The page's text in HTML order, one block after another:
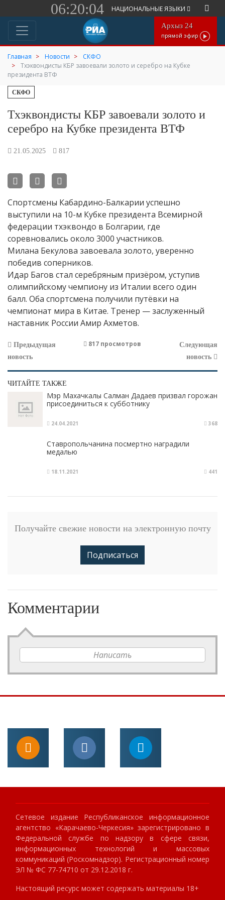
06:20:04 НАЦИОНАЛЬНЫЕ ЯЗЫКИ
Архыз 24
прямой эфир
Главная Новости
СКФО
Тхэквондисты КБР завоевали золото и серебро на Кубке
президента ВТФ
СКФО
Тхэквондисты КБР завоевали золото и
серебро на Кубке президента ВТФ
21.05.2025 817
Спортсмены Кабардино-Балкарии успешно
выступили на 10-м Кубке президента Всемирной
федерации тхэквондо в Болгарии, где
соревновались около 3000 участников.
Милана Бекулова завоевала золото, уверенно
победив соперников.
Идар Багов стал серебряным призёром, уступив
олимпийскому чемпиону из Италии всего один
балл. Оба спортсмена получили путёвки на
чемпионат мира в Китае. Тренер — заслуженный
наставник России Амир Ахметов.
Предыдущая
новость
817 просмотров
Следующая
новость
ЧИТАЙТЕ ТАКЖЕ
Мэр Махачкалы Салман Дадаев призвал горожан
присоединиться к субботнику
24.04.2021 368
Ставропольчанина посмертно наградили
медалью
18.11.2021 441
Получайте свежие новости на электронную почту
Подписаться
Комментарии
Написать
Сетевое издание Республиканское информационное
агентство «Карачаево-Черкесия» зарегистрировано в
Федеральной службе по надзору в сфере связи,
информационных технологий и массовых
коммуникаций (Роскомнадзор). Регистрационный номер
ЭЛ № ФС 77-74710 от 29.12.2018 г.
Настоящий ресурс может содержать материалы 18+